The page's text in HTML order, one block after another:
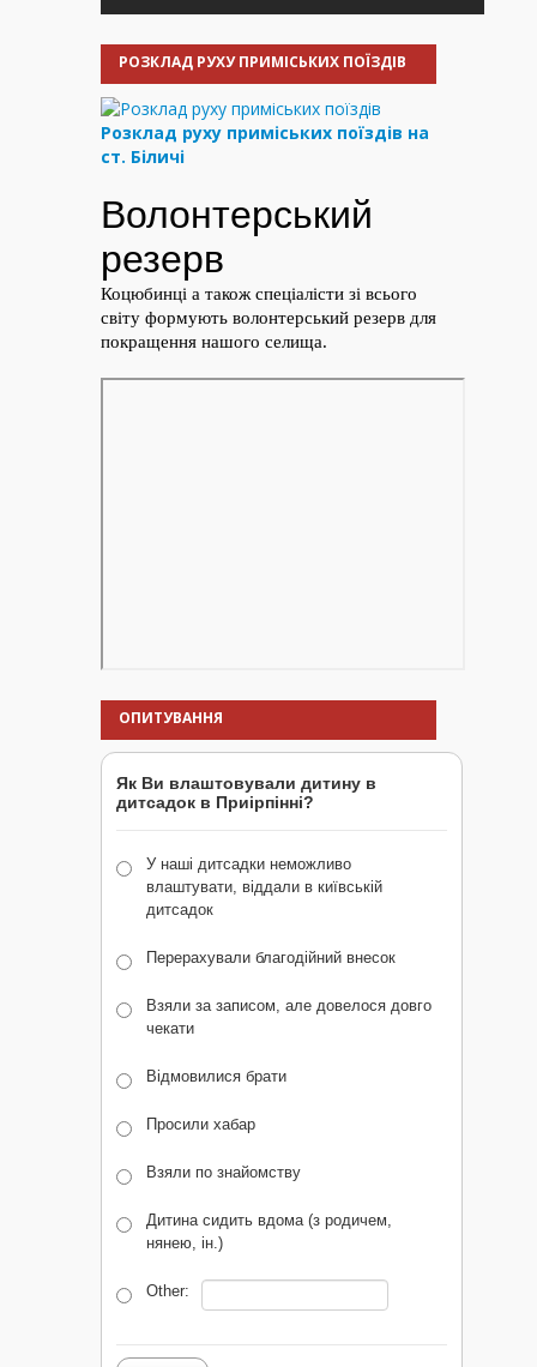
РОЗКЛАД РУХУ ПРИМІСЬКИХ ПОЇЗДІВ
Розклад руху приміських поїздів на
ст. Біличі
ОПИТУВАННЯ
Як Ви влаштовували дитину в
дитсадок в Приірпінні?
У наші дитсадки неможливо
влаштувати, віддали в київській
дитсадок
Перерахували благодійний внесок
Взяли за записом, але довелося довго
чекати
Відмовилися брати
Просили хабар
Взяли по знайомству
Дитина сидить вдома (з родичем,
нянею, ін.)
Other: